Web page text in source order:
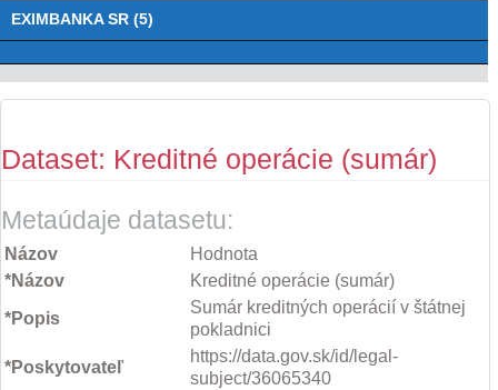
EXIMBANKA SR (5)
Dataset: Kreditné operácie (sumár)
Metaúdaje datasetu:
Názov
Hodnota
*Názov
Kreditné operácie (sumár)
*Popis
Sumár kreditných operácií v štátnej
pokladnici
*Poskytovateľ
https://data.gov.sk/id/legal-
subject/36065340